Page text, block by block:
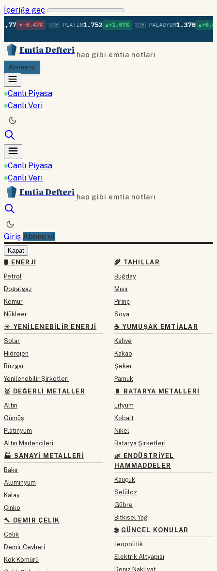
İçeriğe geç
• 🇬🇧 PLATIN1.752 ▲+1.07% • 🇬🇧 PALADYUM1.370 ▲+0.60% • 🇬🇧
Emtia Defteri hap gibi emtia notları
Abone ol
Canlı Piyasa
Canlı Veri
Canlı Piyasa
Canlı Veri
Emtia Defteri hap gibi emtia notları
Giriş Abone ol
Kapat
🛢 ENERJI
Petrol
Doğalgaz
Kömür
Nükleer
☀️ YENILENEBILIR ENERJI
Solar
Hidrojen
Rüzgar
Yenilenebilir Şirketleri
🥇 DEĞERLI METALLER
Altın
Gümüş
Platinyum
Altın Madencileri
🏭 SANAYI METALLERI
Bakır
Alüminyum
Kalay
Çinko
🔨 DEMIR ÇELIK
Çelik
Demir Cevheri
Kok Kömürü
🌾 TAHILLAR
Buğday
Mısır
Pirinç
Soya
☕ YUMUŞAK EMTIALAR
Kahve
Kakao
Şeker
Pamuk
🔋 BATARYA METALLERI
Lityum
Kobalt
Nikel
Batarya Şirketleri
🌿 ENDÜSTRIYEL
HAMMADDELER
Kauçuk
Selüloz
Gübre
Bitkisel Yağ
🌐 GÜNCEL KONULAR
Jeopolitik
Elektrik Altyapısı
Deniz Nakliyat